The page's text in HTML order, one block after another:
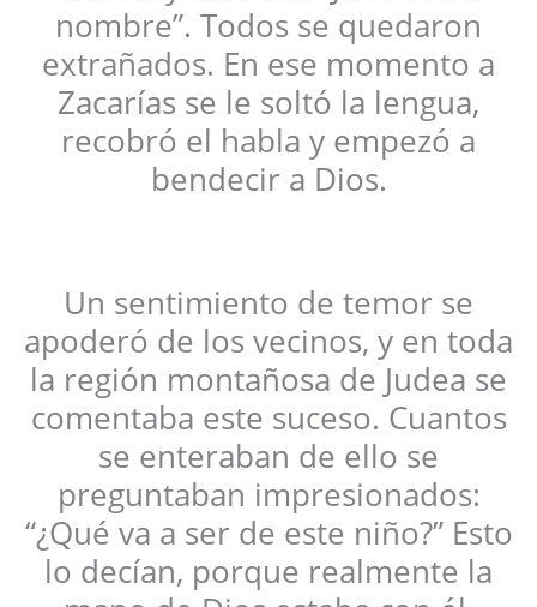
nombre”. Todos se quedaron
extrañados. En ese momento a
Zacarías se le soltó la lengua,
recobró el habla y empezó a
bendecir a Dios.
Un sentimiento de temor se
apoderó de los vecinos, y en toda
la región montañosa de Judea se
comentaba este suceso. Cuantos
se enteraban de ello se
preguntaban impresionados:
“¿Qué va a ser de este niño?” Esto
lo decían, porque realmente la